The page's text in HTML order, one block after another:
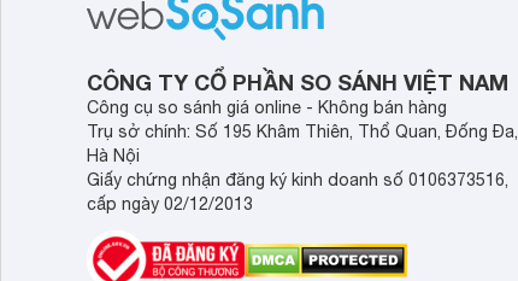
CÔNG TY CỔ PHẦN SO SÁNH VIỆT NAM
Công cụ so sánh giá online - Không bán hàng
Trụ sở chính: Số 195 Khâm Thiên, Thổ Quan, Đống Đa,
Hà Nội
Giấy chứng nhận đăng ký kinh doanh số 0106373516,
cấp ngày 02/12/2013